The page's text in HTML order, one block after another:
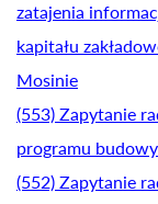
zatajenia
kapitału
Mosinie
(553) Zapytanie
programu
(552) Zapytanie